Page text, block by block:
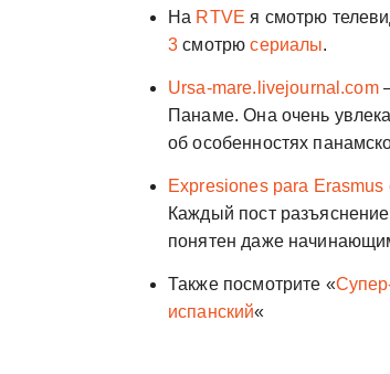
На RTVE я смотрю
3 смотрюсериалы.
Ursa-mare.livejournal.com
Панаме. Она очень
об особенностях
Expresiones para Erasmus
Каждый пост
понятен даже
Также посмотрите «
испанский«